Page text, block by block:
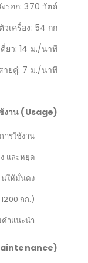
รอก: 370 วัตต์
เครื่อง: 54 กก.
ยว: 14 ม./นาที
ายคู่: 7 ม./นาที
งาน (Usage)
ารใช้งาน
และหยุด
นให้มั่นคง
กก.)
คำแนะนำ
)